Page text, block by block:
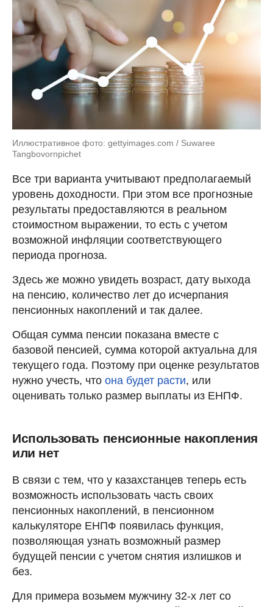
Иллюстративное фото: gettyimages.com / Suwaree
Tangbovornpichet
Все три варианта учитывают предполагаемый
уровень доходности. При этом все прогнозные
результаты предоставляются в реальном
стоимостном выражении, то есть с учетом
возможной инфляции соответствующего
периода прогноза.
Здесь же можно увидеть возраст, дату выхода
на пенсию, количество лет до исчерпания
пенсионных накоплений и так далее.
Общая сумма пенсии показана вместе с
базовой пенсией, сумма которой актуальна для
текущего года. Поэтому при оценке результатов
нужно учесть, что она будет расти, или
оценивать только размер выплаты из ЕНПФ.
Использовать пенсионные накопления
или нет
В связи с тем, что у казахстанцев теперь есть
возможность использовать часть своих
пенсионных накоплений, в пенсионном
калькуляторе ЕНПФ появилась функция,
позволяющая узнать возможный размер
будущей пенсии с учетом снятия излишков и
без.
Для примера возьмем мужчину 32-х лет со